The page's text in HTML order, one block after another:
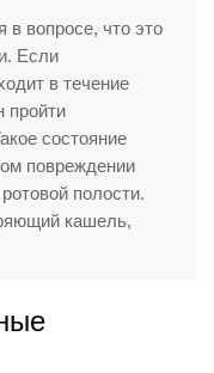
вопросе, что это
Если
в течение
пройти
состояние
повреждении
полости.
кашель,